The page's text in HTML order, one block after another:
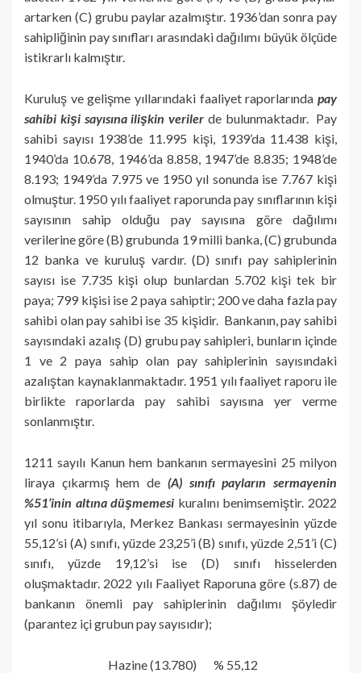
artarken (C) grubu paylar azalmıştır. 1936’dan sonra pay
sahipliğinin pay sınıfları arasındaki dağılımı büyük ölçüde
istikrarlı kalmıştır.
Kuruluş ve gelişme yıllarındaki faaliyet raporlarında pay
sahibi kişi sayısına ilişkin veriler de bulunmaktadır. Pay
sahibi sayısı 1938’de 11.995 kişi, 1939’da 11.438 kişi,
1940’da 10.678, 1946’da 8.858, 1947’de 8.835; 1948’de
8.193; 1949’da 7.975 ve 1950 yıl sonunda ise 7.767 kişi
olmuştur. 1950 yılı faaliyet raporunda pay sınıflarının kişi
sayısının sahip olduğu pay sayısına göre dağılımı
verilerine göre (B) grubunda 19 milli banka, (C) grubunda
12 banka ve kuruluş vardır. (D) sınıfı pay sahiplerinin
sayısı ise 7.735 kişi olup bunlardan 5.702 kişi tek bir
paya; 799 kişisi ise 2 paya sahiptir; 200 ve daha fazla pay
sahibi olan pay sahibi ise 35 kişidir. Bankanın, pay sahibi
sayısındaki azalış (D) grubu pay sahipleri, bunların içinde
1 ve 2 paya sahip olan pay sahiplerinin sayısındaki
azalıştan kaynaklanmaktadır. 1951 yılı faaliyet raporu ile
birlikte raporlarda pay sahibi sayısına yer verme
sonlanmıştır.
1211 sayılı Kanun hem bankanın sermayesini 25 milyon
liraya çıkarmış hem de (A) sınıfı payların sermayenin
%51’inin altına düşmemesi kuralını benimsemiştir. 2022
yıl sonu itibarıyla, Merkez Bankası sermayesinin yüzde
55,12’si (A) sınıfı, yüzde 23,25’i (B) sınıfı, yüzde 2,51’i (C)
sınıfı, yüzde 19,12’si ise (D) sınıfı hisselerden
oluşmaktadır. 2022 yılı Faaliyet Raporuna göre (s.87) de
bankanın önemli pay sahiplerinin dağılımı şöyledir
(parantez içi grubun pay sayısıdır);
Hazine (13.780) % 55,12